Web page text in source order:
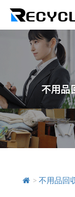
不用品
> 不用品回